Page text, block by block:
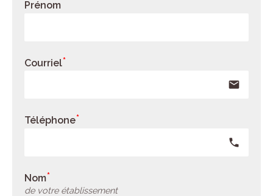
Prénom
Courriel
email
Téléphone
phone
Nom
de votre établissement